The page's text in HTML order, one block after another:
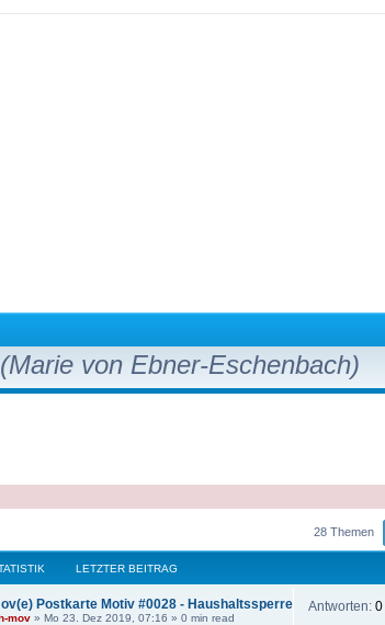
(Marie von Ebner-Eschenbach)
28 Themen
LETZTER BEITRAG
Postkarte Motiv #0028 - Haushaltssperre
mov» Mo 23. Dez 2019, 07:16 » 0 min read
Antworten: 0